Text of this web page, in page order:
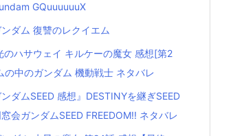
GQuuuuuuX
ダム 復讐のレクイエム
のハサウェイ キルケーの魔女 感想[第2
の中のガンダム 機動戦士 ネタバレ
ンダムSEED 感想』DESTINYを継ぎSEED
会ガンダムSEED FREEDOM!! ネタバレ